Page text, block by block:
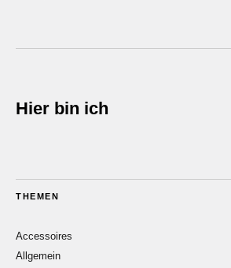
Hier bin ich
THEMEN
Accessoires
Allgemein